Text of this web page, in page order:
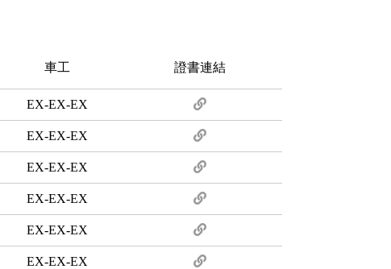
車工 證書連結
EX-EX-EX
EX-EX-EX
EX-EX-EX
EX-EX-EX
EX-EX-EX
EX-EX-EX